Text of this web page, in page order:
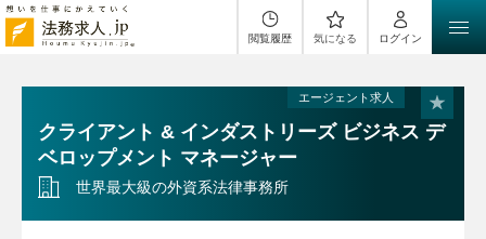
閲覧履歴 気になる ログイン
エージェント求人
クライアント & インダストリーズ ビジネス デ
ベロップメント マネージャー
世界最大級の外資系法律事務所